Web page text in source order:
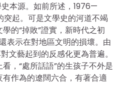
本源。如前所述，1976—
起。可是文學史的河道不竭
的“掉敗”證實，新時代之初
表示在對地區文明的損壞。由
文藝起到的反感化更為普遍。
，“處所話語”的生孩子不外是
作為的遼闊六合，有著合適